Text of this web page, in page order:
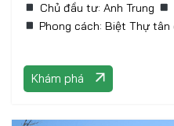
Chủ đầu tư: Anh Trung
Phong cách: Biệt Thự tân
Khám phá